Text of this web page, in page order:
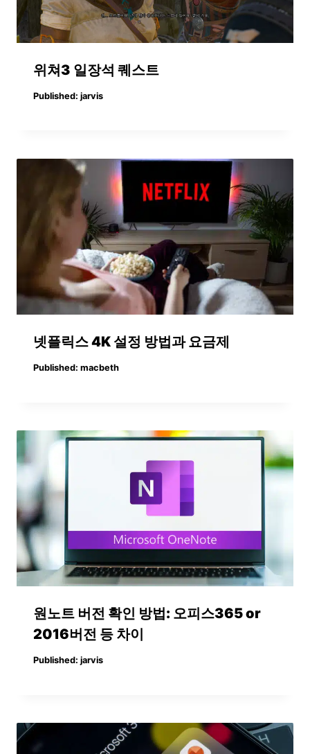
위쳐3 일장석 퀘스트
Published: jarvis
넷플릭스 4K 설정 방법과 요금제
Published: macbeth
원노트 버전 확인 방법: 오피스365 or
2016버전 등 차이
Published: jarvis